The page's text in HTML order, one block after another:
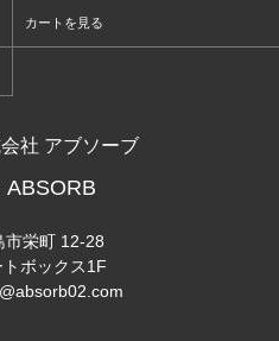
カートを見る
社 アブソーブ
ABSORB
市栄町 12-28
トボックス1F